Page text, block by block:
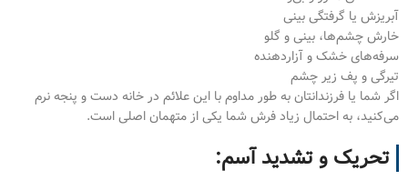
آبریزش یا گرفتگی بینی
خارش چشم‌ها، بینی و گلو
سرفه‌های خشک و آزاردهنده
تیرگی و پف زیر چشم
اگر شما یا فرزندانتان به طور مداوم با این علائم در خانه دست و پنجه نرم
می‌کنید، به احتمال زیاد فرش شما یکی از متهمان اصلی است.
تحریک و تشدید آسم: